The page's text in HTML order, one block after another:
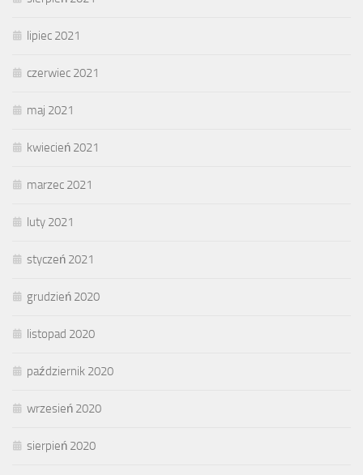
lipiec 2021
czerwiec 2021
maj 2021
kwiecień 2021
marzec 2021
luty 2021
styczeń 2021
grudzień 2020
listopad 2020
październik 2020
wrzesień 2020
sierpień 2020